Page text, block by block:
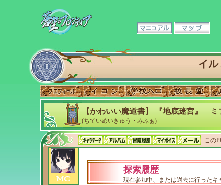
イル
【かわいい魔道書】 『地底迷宮』 ミ
(ちていめいきゅう・みふぁ)
この
探索履歴
現在参加中、または過去に行った